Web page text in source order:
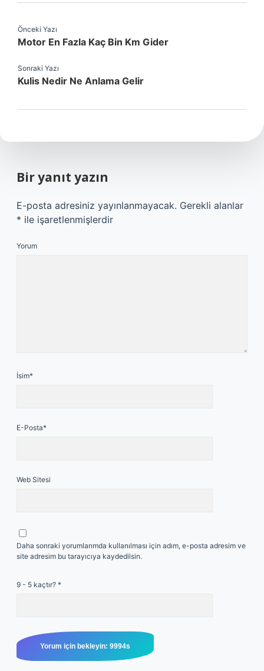
Önceki Yazı
Motor En Fazla Kaç Bin Km Gider
Sonraki Yazı
Kulis Nedir Ne Anlama Gelir
Bir yanıt yazın
E-posta adresiniz yayınlanmayacak. Gerekli alanlar
* ile işaretlenmişlerdir
Yorum
İsim*
E-Posta*
Web Sitesi
Daha sonraki yorumlarımda kullanılması için adım, e-posta adresim ve
site adresim bu tarayıcıya kaydedilsin.
9 - 5 kaçtır? *